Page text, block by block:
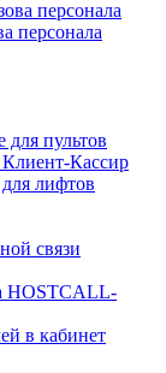
персонала
для пультов
Кассир
лифтов
связи
HOSTCALL-
в кабинет